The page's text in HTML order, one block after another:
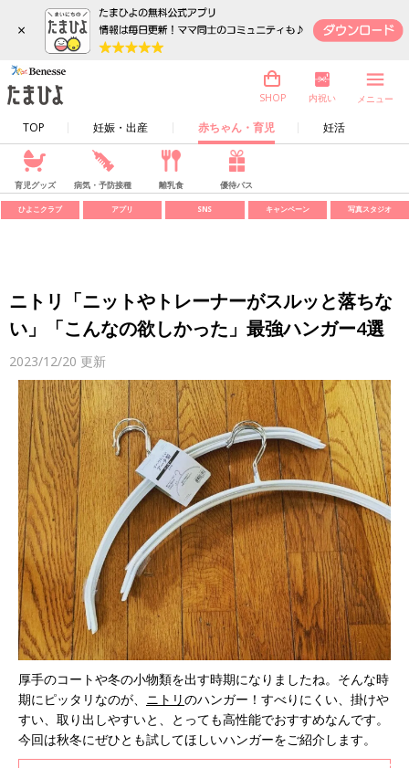
×
TOP 妊娠・出産 赤ちゃん・育児 妊活
SHOP 内祝い メニュー
育児グッズ 病気・予防接種 離乳食 優待パス
ひよこクラブ アプリ SNS キャンペーン 写真スタジオ
ニトリ「ニットやトレーナーがスルッと落ちな
い」「こんなの欲しかった」最強ハンガー4選
2023/12/20 更新
厚手のコートや冬の小物類を出す時期になりましたね。そんな時
期にピッタリなのが、 ニトリのハンガー！すべりにくい、掛けや
すい、取り出しやすいと、とっても高性能でおすすめなんです。
今回は秋冬にぜひとも試してほしいハンガーをご紹介します。